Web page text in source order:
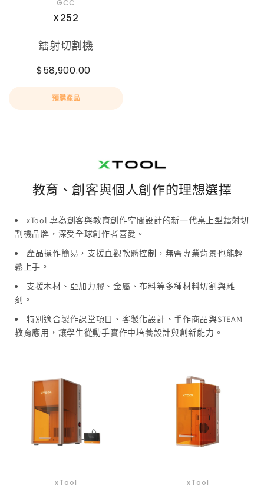
GCC
X252
鐳射切割機
$58,900.00
預購產品
教育、創客與個人創作的理想選擇
xTool 專為創客與教育創作空間設計的新一代桌上型鐳射切
割機品牌，深受全球創作者喜愛。
產品操作簡易，支援直觀軟體控制，無需專業背景也能輕
鬆上手。
支援木材、亞加力膠、金屬、布料等多種材料切割與雕
刻。
特別適合製作課堂項目、客製化設計、手作商品與STEAM
教育應用，讓學生從動手實作中培養設計與創新能力。
xTool xTool